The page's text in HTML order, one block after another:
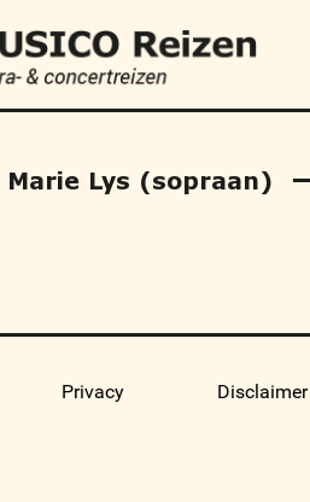
Marie Lys (sopraan)
Privacy Disclaimer